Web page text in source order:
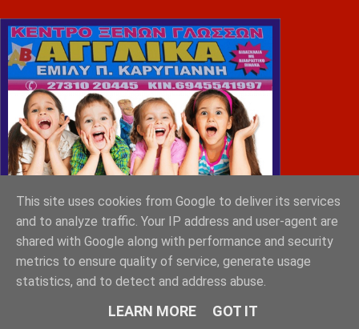
This site uses cookies from Google to deliver its services
and to analyze traffic. Your IP address and user-agent are
shared with Google along with performance and security
metrics to ensure quality of service, generate usage
statistics, and to detect and address abuse.
LEARN MORE GOT IT